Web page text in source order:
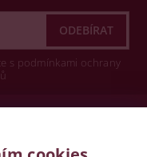
s podmínkami ochrany